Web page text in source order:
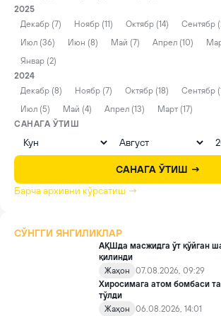
2025
Декабр (7)
Ноябр (11) Октябр (14) Сентябр
Июл (36)
Июн (8) Май (7) Апрел (10)
Январ (2)
2024
Декабр (8)
Ноябр (7) Октябр (18) Сентябр
Июл (5)
Май (4) Апрел (13)
Март (17)
САНАГА ЎТИШ
САНАГА ЎТИШ →
Барча архивни кўрсатиш →
СЎНГГИ ЯНГИЛИКЛАР
АҚШда масжидга ўт қўйган
қилинди
Жаҳон
07.08.2026, 09:29
Хиросимага атом бомбаси
тўлди
Жаҳон
06.08.2026, 14:01